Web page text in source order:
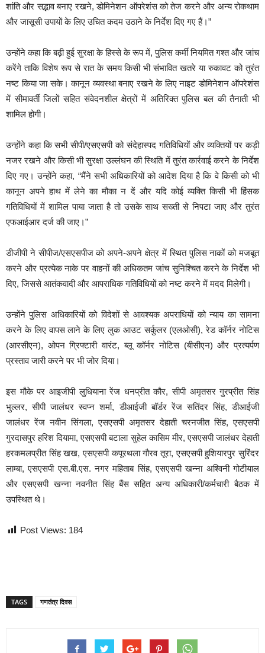
शांति और सद्भाव बनाए रखने, डोमिनेशन ऑपरेशंस को तेज करने और अन्य रोकथाम
और जासूसी उपायों के लिए उचित कदम उठाने के निर्देश दिए गए हैं।”
उन्होंने कहा कि बढ़ी हुई सुरक्षा के हिस्से के रूप में, पुलिस कर्मी नियमित गश्त और जांच
करेंगे ताकि विशेष रूप से रात के समय किसी भी संभावित खतरे या रुकावट को तुरंत
नष्ट किया जा सके। कानून व्यवस्था बनाए रखने के लिए नाइट डोमिनेशन ऑपरेशंस
में सीमावर्ती जिलों सहित संवेदनशील क्षेत्रों में अतिरिक्त पुलिस बल की तैनाती भी
शामिल होगी।
उन्होंने कहा कि सभी सीपी/एसएसपी को संदेहास्पद गतिविधियों और व्यक्तियों पर कड़ी
नजर रखने और किसी भी सुरक्षा उल्लंघन की स्थिति में तुरंत कार्रवाई करने के निर्देश
दिए गए। उन्होंने कहा, “मैंने सभी अधिकारियों को आदेश दिया है कि वे किसी को भी
कानून अपने हाथ में लेने का मौका न दें और यदि कोई व्यक्ति किसी भी हिंसक
गतिविधियों में शामिल पाया जाता है तो उसके साथ सख्ती से निपटा जाए और तुरंत
एफआईआर दर्ज की जाए।”
डीजीपी ने सीपीज/एसएसपीज को अपने-अपने क्षेत्र में स्थित पुलिस नाकों को मजबूत
करने और प्रत्येक नाके पर वाहनों की अधिकतम जांच सुनिश्चित करने के निर्देश भी
दिए, जिससे आतंकवादी और आपराधिक गतिविधियों को नष्ट करने में मदद मिलेगी।
उन्होंने पुलिस अधिकारियों को विदेशों से आवश्यक अपराधियों को न्याय का सामना
करने के लिए वापस लाने के लिए लुक आउट सर्कुलर (एलओसी), रेड कॉर्नर नोटिस
(आरसीएन), ओपन ग्रिफ्टारी वारंट, ब्लू कॉर्नर नोटिस (बीसीएन) और प्रत्यर्पण
प्रस्ताव जारी करने पर भी जोर दिया।
इस मौके पर आइजीपी लुधियाना रेंज धनप्रीत कौर, सीपी अमृतसर गुरप्रीत सिंह
भुल्लर, सीपी जालंधर स्वप्न शर्मा, डीआईजी बॉर्डर रेंज सतिंदर सिंह, डीआईजी
जालंधर रेंज नवीन सिंगला, एसएसपी अमृतसर देहाती चरनजीत सिंह, एसएसपी
गुरदासपुर हरिश दियामा, एसएसपी बटाला सुहेल कासिम मीर, एसएसपी जालंधर देहाती
हरकमलप्रीत सिंह खख, एसएसपी कपूरथला गौरव तूरा, एसएसपी हुशियारपुर सुरिंदर
लाम्बा, एसएसपी एस.बी.एस. नगर महिताब सिंह, एसएसपी खन्ना अश्विनी गोटीयाल
और एसएसपी खन्ना नवनीत सिंह बैंस सहित अन्य अधिकारी/कर्मचारी बैठक में
उपस्थित थे।
Post Views: 184
TAGS गणतंत्र दिवस